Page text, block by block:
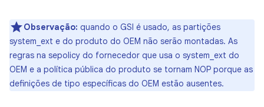
Observação: quando o GSI é usado, as partições
system_ext e do produto do OEM não serão montadas. As
regras na sepolicy do fornecedor que usa o system_ext do
OEM e a política pública do produto se tornam NOP porque as
definições de tipo específicas do OEM estão ausentes.